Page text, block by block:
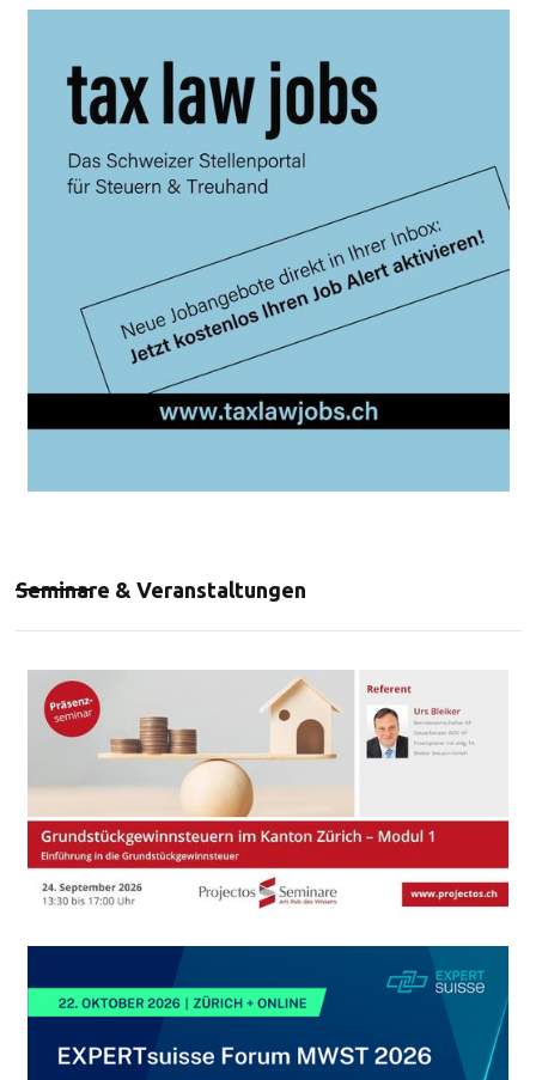
Seminare & Veranstaltungen